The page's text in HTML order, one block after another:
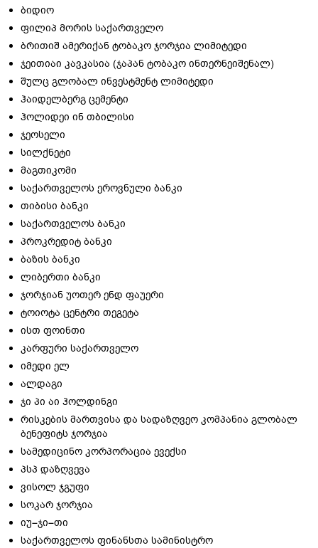
ბიდიო
ფილიპ მორის საქართველო
ბრითიშ ამერიქან ტობაკო ჯორჯია ლიმიტედი
ჯეითიაი კავკასია (ჯაპან ტობაკო ინთერნეიშენალ)
შულც გლობალ ინვესტმენტ ლიმიტედი
ჰაიდელბერგ ცემენტი
ჰოლიდეი ინ თბილისი
ჯეოსელი
სილქნეტი
მაგთიკომი
საქართველოს ეროვნული ბანკი
თიბისი ბანკი
საქართველოს ბანკი
პროკრედიტ ბანკი
ბაზის ბანკი
ლიბერთი ბანკი
ჯორჯიან უოთერ ენდ ფაუერი
ტოიოტა ცენტრი თეგეტა
ისთ ფოინთი
კარფური საქართველო
იმედი ელ
ალდაგი
ჯი პი აი ჰოლდინგი
რისკების მართვისა და სადაზღვეო კომპანია გლობალ
ბენეფიტს ჯორჯია
სამედიცინო კორპორაცია ევექსი
პსპ დაზღვევა
ვისოლ ჯგუფი
სოკარ ჯორჯია
იუ–ჯი–თი
საქართველოს ფინანსთა სამინისტრო